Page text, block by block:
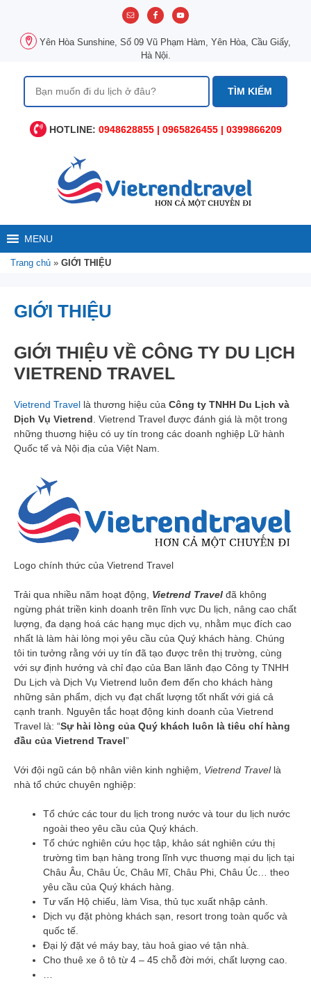
Yên Hòa Sunshine, Số 09 Vũ Phạm Hàm, Yên Hòa, Cầu Giấy,
Hà Nội.
Tìm
kiếm
HOTLINE: 0948628855 | 0965826455 | 0399866209
MENU
Trang chủ » GIỚI THIỆU
GIỚI THIỆU
GIỚI THIỆU VỀ CÔNG TY DU LỊCH
VIETREND TRAVEL
Vietrend Travel là thương hiệu của Công ty TNHH Du Lịch và
Dịch Vụ Vietrend . Vietrend Travel được đánh giá là một trong
những thuơng hiệu có uy tín trong các doanh nghiệp Lữ hành
Quốc tế và Nội địa của Việt Nam.
Logo chính thức của Vietrend Travel
Trải qua nhiều năm hoạt động, Vietrend Travel đã không
ngừng phát triền kinh doanh trên lĩnh vực Du lịch, nâng cao chất
lượng, đa dạng hoá các hạng mục dịch vụ, nhằm mục đích cao
nhất là làm hài lòng mọi yêu cầu của Quý khách hàng. Chúng
tôi tin tưởng rằng với uy tín đã tạo được trên thị trường, cùng
với sự định hướng và chỉ đạo của Ban lãnh đạo Công ty TNHH
Du Lịch và Dịch Vụ Vietrend luôn đem đến cho khách hàng
những sản phẩm, dịch vụ đạt chất lượng tốt nhất với giá cả
cạnh tranh. Nguyên tắc hoạt động kinh doanh của Vietrend
Travel là: “Sự hài lòng của Quý khách luôn là tiêu chí hàng
đầu của Vietrend Travel”
Với đội ngũ cán bộ nhân viên kinh nghiệm, Vietrend Travellà
nhà tổ chức chuyên nghiệp:
Tổ chức các tour du lịch trong nước và tour du lịch nước
ngoài theo yêu cầu của Quý khách.
Tổ chức nghiên cứu học tập, khảo sát nghiên cứu thị
trường tìm bạn hàng trong lĩnh vực thuơng mại du lịch tại
Châu Âu, Châu Úc, Châu Mĩ, Châu Phi, Châu Úc… theo
yêu cầu của Quý khách hàng.
Tư vấn Hộ chiếu, làm Visa, thủ tục xuất nhập cảnh.
Dịch vụ đặt phòng khách sạn, resort trong toàn quốc và
quốc tế.
Đại lý đặt vé máy bay, tàu hoả giao vé tận nhà.
Cho thuê xe ô tô từ 4 – 45 chỗ đời mới, chất lượng cao.